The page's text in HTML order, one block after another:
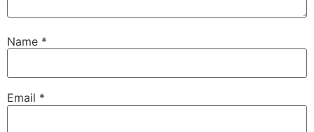
Name *
Email *